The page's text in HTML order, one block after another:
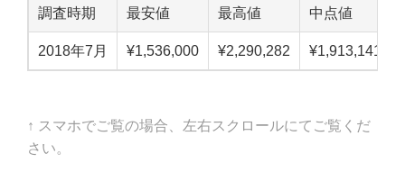
調査時期 最安値 最高値 中点値
2018年7月 ¥1,536,000 ¥2,290,282 ¥1,913,141
↑ スマホでご覧の場合、左右スクロールにてご覧くだ
さい。